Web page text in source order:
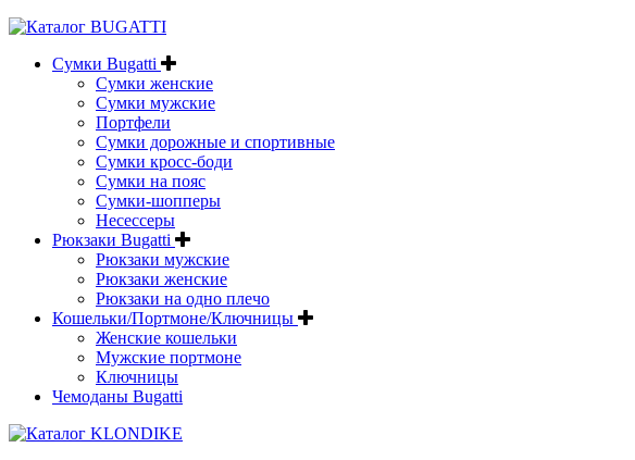
Сумки Bugatti
Сумки женские
Сумки мужские
Портфели
Сумки дорожные и спортивные
Сумки кросс-боди
Сумки на пояс
Сумки-шопперы
Несессеры
Рюкзаки Bugatti
Рюкзаки мужские
Рюкзаки женские
Рюкзаки на одно плечо
Кошельки/Портмоне/Ключницы
Женские кошельки
Мужские портмоне
Ключницы
Чемоданы Bugatti